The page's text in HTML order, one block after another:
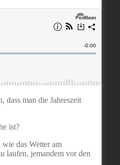
dass man die Jahreszeit
ist?
das Wetter am
laufen, jemandem vor den